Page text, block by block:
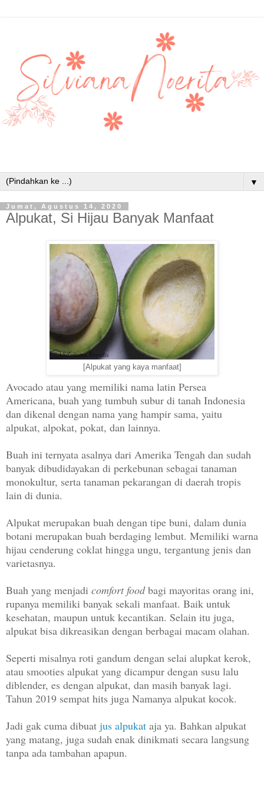
▼
Jumat, Agustus 14, 2020
Alpukat, Si Hijau Banyak Manfaat
[Alpukat yang kaya manfaat]
Avocado atau yang memiliki nama latin Persea
Americana, buah yang tumbuh subur di tanah Indonesia
dan dikenal dengan nama yang hampir sama, yaitu
alpukat, alpokat, pokat, dan lainnya.
Buah ini ternyata asalnya dari Amerika Tengah dan sudah
banyak dibudidayakan di perkebunan sebagai tanaman
monokultur, serta tanaman pekarangan di daerah tropis
lain di dunia.
Alpukat merupakan buah dengan tipe buni, dalam dunia
botani merupakan buah berdaging lembut. Memiliki warna
hijau cenderung coklat hingga ungu, tergantung jenis dan
varietasnya.
Buah yang menjadi comfort foodbagi mayoritas orang ini,
rupanya memiliki banyak sekali manfaat. Baik untuk
kesehatan, maupun untuk kecantikan. Selain itu juga,
alpukat bisa dikreasikan dengan berbagai macam olahan.
Seperti misalnya roti gandum dengan selai alupkat kerok,
atau smooties alpukat yang dicampur dengan susu lalu
diblender, es dengan alpukat, dan masih banyak lagi.
Tahun 2019 sempat hits juga Namanya alpukat kocok.
Jadi gak cuma dibuat jus alpukat aja ya. Bahkan alpukat
yang matang, juga sudah enak dinikmati secara langsung
tanpa ada tambahan apapun.